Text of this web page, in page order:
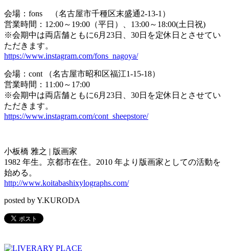
会場：fons （名古屋市千種区末盛通2-13-1）
営業時間：12:00～19:00（平日）、13:00～18:00(土日祝)
※会期中は両店舗ともに6月23日、30日を定休日とさせてい
ただきます。
https://www.instagram.com/fons_nagoya/
会場：cont （名古屋市昭和区福江1-15-18）
営業時間：11:00～17:00
※会期中は両店舗ともに6月23日、30日を定休日とさせてい
ただきます。
https://www.instagram.com/cont_sheepstore/
小板橋 雅之 | 版画家
1982 年生。京都市在住。2010 年より版画家としての活動を
始める。
http://www.koitabashixylographs.com/
posted by Y.KURODA